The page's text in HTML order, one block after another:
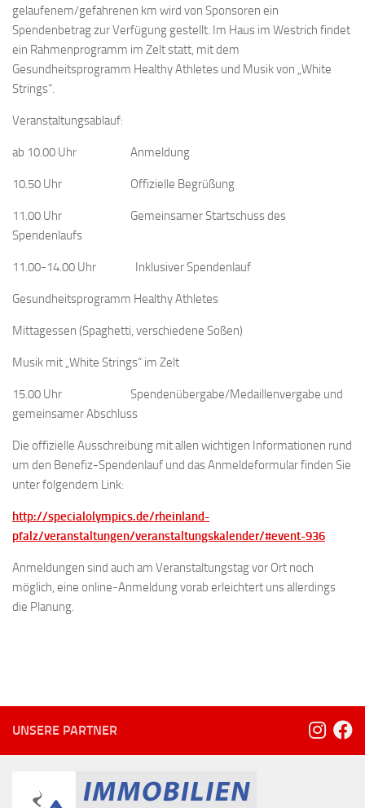
gelaufenem/gefahrenen km wird von Sponsoren ein
Spendenbetrag zur Verfügung gestellt. Im Haus im Westrich findet
ein Rahmenprogramm im Zelt statt, mit dem
Gesundheitsprogramm Healthy Athletes und Musik von „White
Strings“.
Veranstaltungsablauf:
ab 10.00 Uhr Anmeldung
10.50 Uhr Offizielle Begrüßung
11.00 Uhr Gemeinsamer Startschuss des
Spendenlaufs
11.00-14.00 Uhr Inklusiver Spendenlauf
Gesundheitsprogramm Healthy Athletes
Mittagessen (Spaghetti, verschiedene Soßen)
Musik mit „White Strings“ im Zelt
15.00 Uhr Spendenübergabe/Medaillenvergabe und
gemeinsamer Abschluss
Die offizielle Ausschreibung mit allen wichtigen Informationen rund
um den Benefiz-Spendenlauf und das Anmeldeformular finden Sie
unter folgendem Link:
http://specialolympics.de/rheinland-
pfalz/veranstaltungen/veranstaltungskalender/#event-936
Anmeldungen sind auch am Veranstaltungstag vor Ort noch
möglich, eine online-Anmeldung vorab erleichtert uns allerdings
die Planung.
UNSERE PARTNER